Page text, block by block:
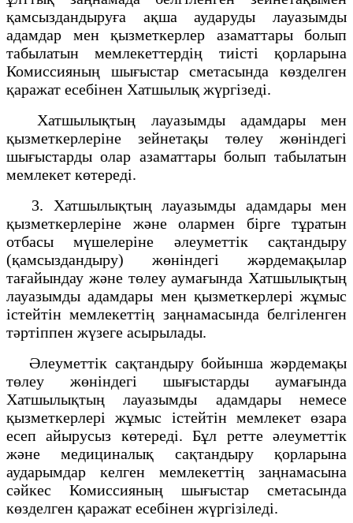
қамсыздандыруға ақша аударуды лауазымды
адамдар мен қызметкерлер азаматтары болып
табылатын мемлекеттердің тиісті қорларына
Комиссияның шығыстар сметасында көзделген
қаражат есебінен Хатшылық жүргізеді.
Хатшылықтың лауазымды адамдары мен
қызметкерлеріне зейнетақы төлеу жөніндегі
шығыстарды олар азаматтары болып табылатын
мемлекет көтереді.
3. Хатшылықтың лауазымды адамдары мен
қызметкерлеріне және олармен бірге тұратын
отбасы мүшелеріне әлеуметтік сақтандыру
(қамсыздандыру) жөніндегі жәрдемақылар
тағайындау және төлеу аумағында Хатшылықтың
лауазымды адамдары мен қызметкерлері жұмыс
істейтін мемлекеттің заңнамасында белгіленген
тәртіппен жүзеге асырылады.
Әлеуметтік сақтандыру бойынша жәрдемақы
төлеу жөніндегі шығыстарды аумағында
Хатшылықтың лауазымды адамдары немесе
қызметкерлері жұмыс істейтін мемлекет өзара
есеп айырусыз көтереді. Бұл ретте әлеуметтік
және медициналық сақтандыру қорларына
аударымдар келген мемлекеттің заңнамасына
сәйкес Комиссияның шығыстар сметасында
көзделген қаражат есебінен жүргізіледі.